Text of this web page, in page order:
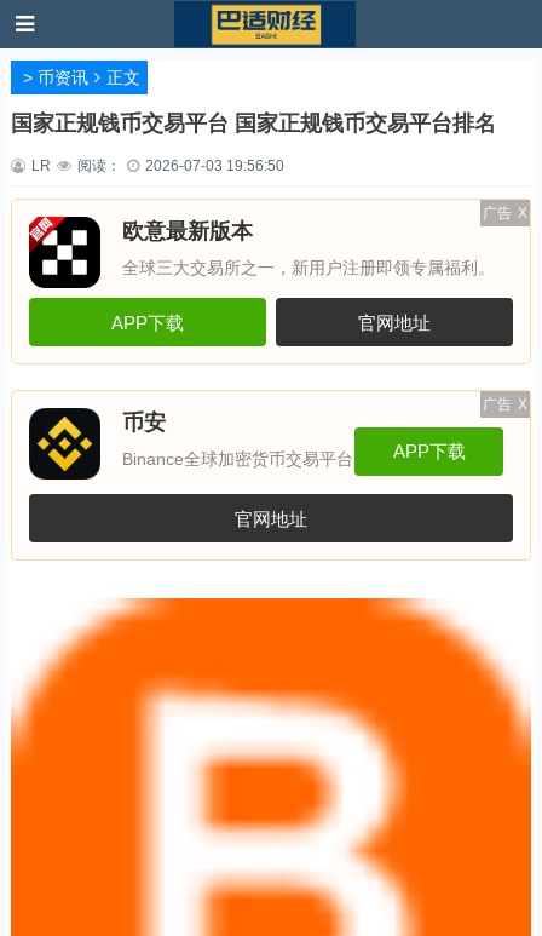
> 币资讯 正文
国家正规钱币交易平台 国家正规钱币交易平台排名
LR 阅读： 2026-07-03 19:56:50
广告 X
欧意最新版本
全球三大交易所之一，新用户注册即领专属福利。
APP下载 官网地址
广告 X
币安
Binance全球加密货币交易平台 APP下载
官网地址